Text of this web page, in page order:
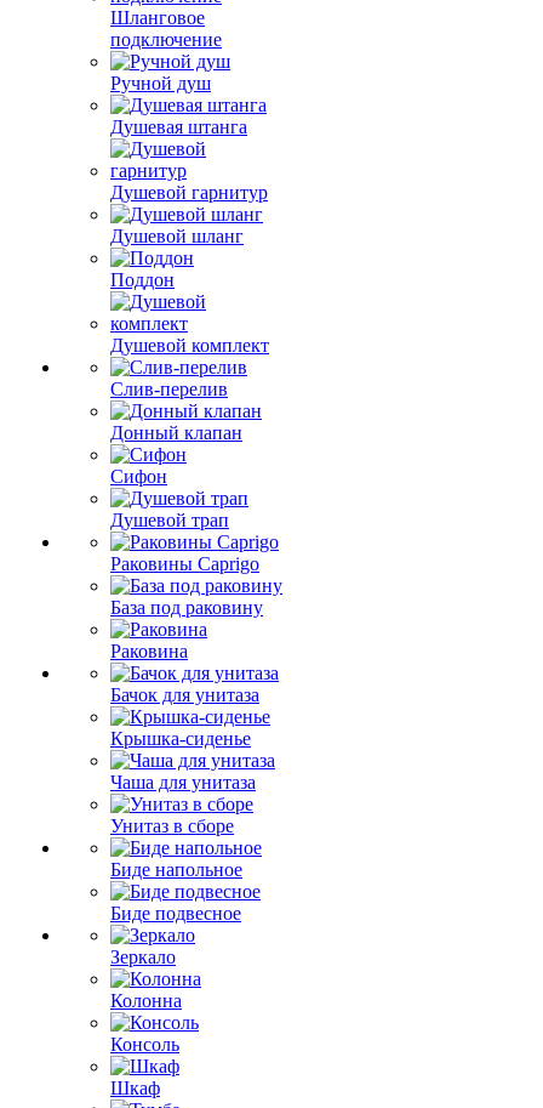
Шланговое
подключение
Ручной душ
Душевая штанга
Душевой гарнитур
Душевой шланг
Поддон
Душевой комплект
Слив-перелив
Донный клапан
Сифон
Душевой трап
Раковины Caprigo
База под раковину
Раковина
Бачок для унитаза
Крышка-сиденье
Чаша для унитаза
Унитаз в сборе
Биде напольное
Биде подвесное
Зеркало
Колонна
Консоль
Шкаф